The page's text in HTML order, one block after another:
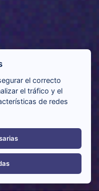
el correcto
el tráfico y el
de redes